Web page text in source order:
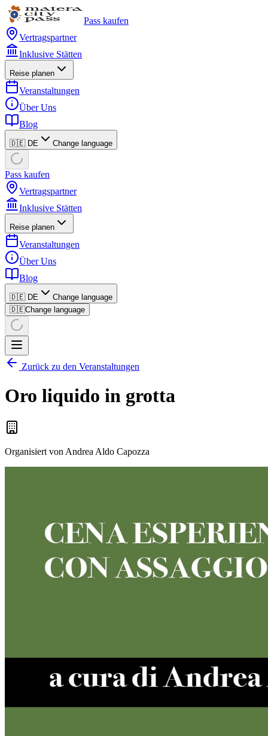
Pass kaufen
Vertragspartner
Inklusive Stätten
Reise planen
Veranstaltungen
Über Uns
Blog
🇩🇪 DE Change language
Pass kaufen
Vertragspartner
Inklusive Stätten
Reise planen
Veranstaltungen
Über Uns
Blog
🇩🇪 DE
Change language
🇩🇪Change language
Zurück zu den Veranstaltungen
Oro liquido in grotta
Organisiert von Andrea Aldo Capozza